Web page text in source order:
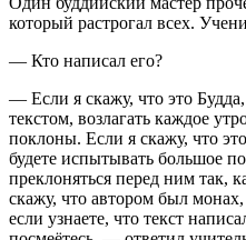
который растрогал всех.
— Кто написал его?
— Если я скажу, что это
текстом, возлагать каждое
поклоны. Если я скажу, что
будете испытывать большое
преклоняться перед ним так,
скажу, что автором был
если узнаете, что текст